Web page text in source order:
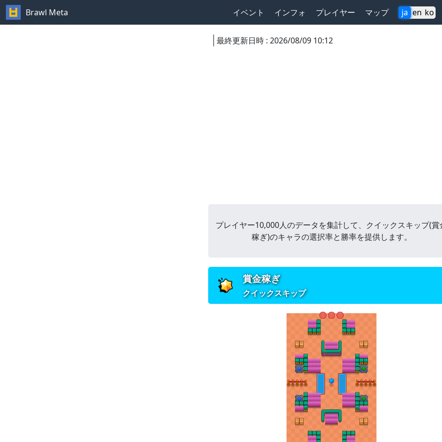
Brawl Meta イベント インフォ プレイヤー マップ ja en ko
最終更新日時 : 2026/08/09 10:12
プレイヤー10,000人のデータを集計して、 クイックスキップ(賞
稼ぎ)のキャラの選択率と勝率を提供します。
賞金稼ぎ
クイックスキップ